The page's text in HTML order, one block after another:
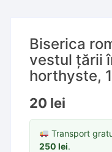
Biserica
vestul țării
horthyste,
20 lei
Transport
250lei.